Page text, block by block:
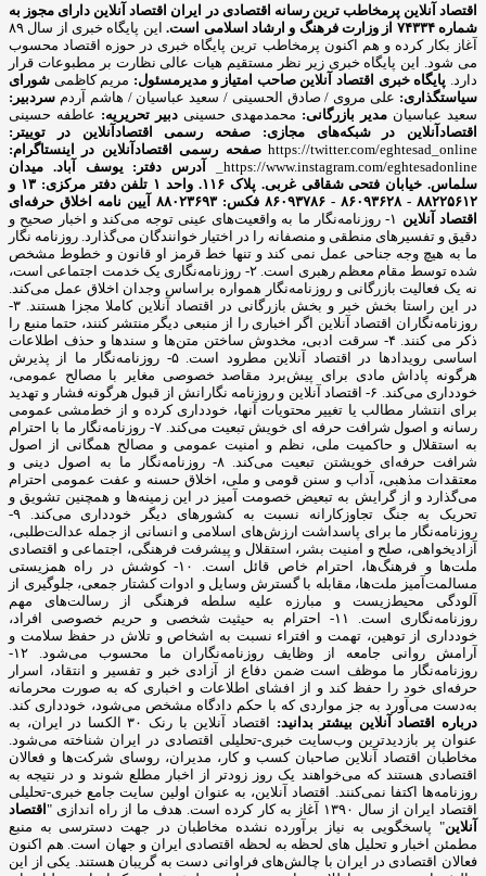
اقتصاد آنلاین پرمخاطب ترین رسانه اقتصادی در ایران اقتصاد آنلاین دارای مجوز به
شماره ۷۴۳۳۴ از وزارت فرهنگ و ارشاد اسلامی است.
این پایگاه خبری از سال ۸۹
آغاز بکار کرده و هم اکنون پرمخاطب ترین پایگاه خبری در حوزه اقتصاد محسوب
می شود. این پایگاه خبری زیر نظر مستقیم هیات عالی نظارت بر مطبوعات قرار
دارد. پایگاه خبری اقتصاد آنلاین صاحب امتیاز و مدیرمسئول: مریم کاظمی شورای
سیاستگذاری: علی مروی / صادق الحسینی / سعید عباسیان / هاشم آردم سردبیر:
سعید عباسیان مدیر بازرگانی: محمدمهدی حسینی دبیر تحریریه: عاطفه حسینی
اقتصادآنلاین در شبکه‌های مجازی:
صفحه رسمی اقتصادآنلاین در توییتر:
https://twitter.com/eghtesad_online صفحه رسمی اقتصادآنلاین در اینستاگرام:
https://www.instagram.com/eghtesadonline_
آدرس دفتر: یوسف آباد. میدان
سلماس. خیابان فتحی شقاقی غربی. پلاک ۱۱۶. واحد ۱
تلفن دفتر مرکزی: ۱۳ و
۸۸۲۲۵۶۱۲ - ۸۶۰۹۳۶۲۸ - ۸۶۰۹۳۷۸۶ فکس: ۸۸۰۲۳۶۹۳
آیین نامه اخلاق حرفه‌ای
اقتصاد آنلاین
۱- روزنامه‌نگار ما به واقعیت‌های عینی توجه می‌کند و اخبار صحیح و
دقیق و تفسیرهای منطقی و منصفانه را در اختیار خوانندگان می‌گذارد. روزنامه نگار
ما به هیچ وجه جناحی عمل نمی کند و تنها خط قرمز او قانون و خطوط مشخص
شده توسط مقام معظم رهبری است. ۲- روزنامه‌نگاری یک خدمت اجتماعی است،
نه یک فعالیت بازرگانی و روزنامه‌نگار همواره براساس وجدان اخلاق عمل می‌کند.
در این راستا بخش خبر و بخش بازرگانی در اقتصاد آنلاین کاملا مجزا هستند. ۳-
روزنامه‌نگاران اقتصاد آنلاین اگر اخباری را از منبعی دیگر منتشر کنند، حتما منبع را
ذکر می کنند. ۴- سرقت ادبی، مخدوش ساختن متن‌ها و سندها و حذف اطلاعات
اساسی رویدادها در اقتصاد آنلاین مطرود است. ۵- روزنامه‌نگار ما از پذیرش
هرگونه پاداش مادی برای پیش‌برد مقاصد خصوصی مغایر با مصالح عمومی،
خودداری می‌کند. ۶- اقتصاد آنلاین و روزنامه نگارانش از قبول هرگونه فشار و تهدید
برای انتشار مطالب یا تغییر محتویات آنها، خودداری کرده و از خط‌مشی عمومی
رسانه و اصول شرافت حرفه ای خویش تبعیت می‌کند. ۷- روزنامه‌نگار ما با احترام
به استقلال و حاکمیت ملی، نظم و امنیت عمومی و مصالح همگانی از اصول
شرافت حرفه‌ای خویشتن تبعیت می‌کند. ۸- روزنامه‌نگار ما به اصول دینی و
معتقدات مذهبی، آداب و سنن قومی و ملی، اخلاق حسنه و عفت عمومی احترام
می‌گذارد و از گرایش به تبعیض خصومت آمیز در این زمینه‌ها و همچنین تشویق و
تحریک به جنگ تجاوزکارانه نسبت به کشورهای دیگر خودداری می‌کند. ۹-
روزنامه‌نگار ما برای پاسداشت ارزش‌های اسلامی و انسانی از جمله عدالت‌طلبی،
آزادیخواهی، صلح و امنیت بشر، استقلال و پیشرفت فرهنگی، اجتماعی و اقتصادی
ملت‌ها و فرهنگ‌ها، احترام خاص قائل است. ۱۰- کوشش در راه همزیستی
مسالمت‌آمیز ملت‌ها، مقابله با گسترش وسایل و ادوات کشتار جمعی، جلوگیری از
آلودگی محیط‌زیست و مبارزه علیه سلطه فرهنگی از رسالت‌های مهم
روزنامه‌نگاری است. ۱۱- احترام به حیثیت شخصی و حریم خصوصی افراد،
خودداری از توهین، تهمت و افتراء نسبت به اشخاص و تلاش در حفظ سلامت و
آرامش روانی جامعه از وظایف روزنامه‌نگاران ما محسوب می‌شود. ۱۲-
روزنامه‌نگار ما موظف است ضمن دفاع از آزادی خبر و تفسیر و انتقاد، اسرار
حرفه‌ای خود را حفظ کند و از افشای اطلاعات و اخباری که به صورت محرمانه
به‌دست می‌آورد به جز مواردی که با حکم دادگاه مشخص می‌شود، خودداری کند.
درباره اقتصاد آنلاین بیشتر بدانید:
اقتصاد آنلاین با رنک ۳۰ الکسا در ایران، به
عنوان پر بازدیدترین وب‌سایت خبری-تحلیلی اقتصادی در ایران شناخته می‌شود.
مخاطبان اقتصاد آنلاین صاحبان کسب و کار، مدیران، روسای شرکت‌ها و فعالان
اقتصادی هستند که می‌خواهند یک روز زودتر از اخبار مطلع شوند و در نتیجه به
روزنامه‌ها اکتفا نمی‌کنند. اقتصاد آنلاین، به عنوان اولین سایت جامع خبری-تحلیلی
اقتصاد ایران از سال ۱۳۹۰ آغاز به کار کرده است. هدف ما از راه اندازی "
اقتصاد
آنلاین" پاسخگویی به نیاز برآورده نشده مخاطبان در جهت دسترسی به منبع
مطمئن اخبار و تحلیل های لحظه به لحظه اقتصادی ایران و جهان است. هم اکنون
فعالان اقتصادی در ایران با چالش‌های فراوانی دست به گریبان هستند. یکی از این